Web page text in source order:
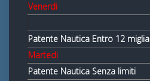
Venerdi
Patente Nautica Entro 12 miglia
Martedi
Patente Nautica Senza limiti